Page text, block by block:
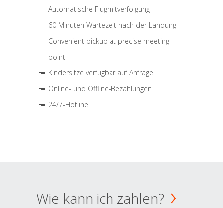
Automatische Flugmitverfolgung
60 Minuten Wartezeit nach der Landung
Convenient pickup at precise meeting
point
Kindersitze verfügbar auf Anfrage
Online- und Offline-Bezahlungen
24/7-Hotline
Wie kann ich zahlen?